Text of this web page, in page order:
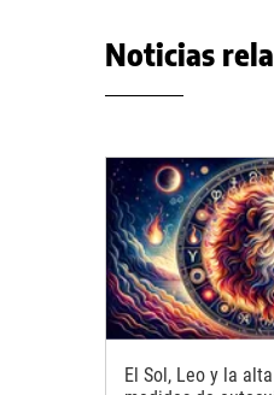
Noticias
El Sol, Leo y la